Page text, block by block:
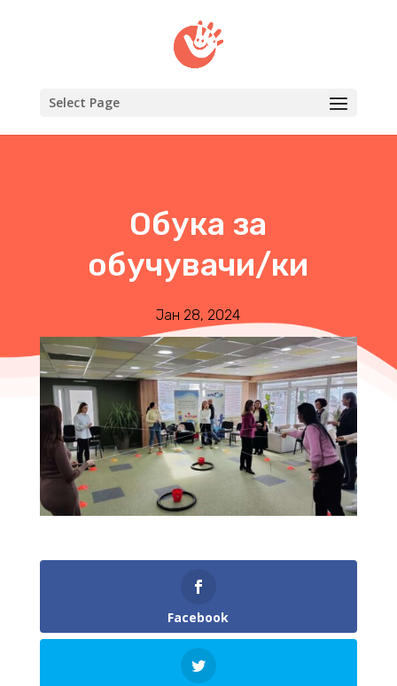
Select Page
Обука за
обучувачи/ки
Јан 28, 2024
Facebook